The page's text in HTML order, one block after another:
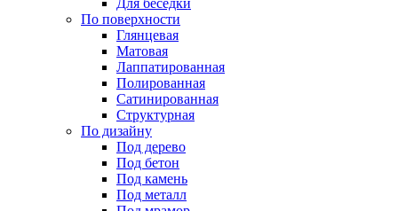
Для беседки
По поверхности
Глянцевая
Матовая
Лаппатированная
Полированная
Сатинированная
Структурная
По дизайну
Под дерево
Под бетон
Под камень
Под металл